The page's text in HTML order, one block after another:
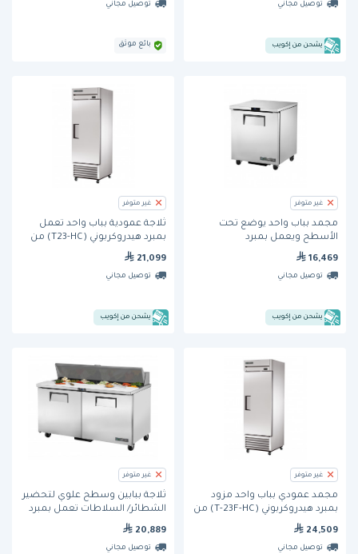
توصيل مجاني
يشحن من إكويب
توصيل مجاني
بائع موثق
غير متوفر
مجمد بباب واحد يوضع تحت
الأسطح ويعمل بمبرد
16,469
توصيل مجاني
يشحن من إكويب
غير متوفر
ثلاجة عمودية بباب واحد تعمل
بمبرد هيدروكربوني (T23-HC) من
21,099
توصيل مجاني
يشحن من إكويب
غير متوفر
مجمد عمودي بباب واحد مزود
بمبرد هيدروكربوني (T-23F-HC) من
24,509
توصيل مجاني
غير متوفر
ثلاجة ببابين وسطح علوي لتحضير
الشطائر/ السلاطات تعمل بمبرد
20,889
توصيل مجاني